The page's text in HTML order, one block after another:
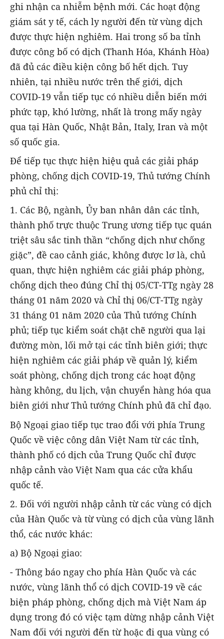
ghi nhận ca nhiễm bệnh mới. Các hoạt động
giám sát y tế, cách ly người đến từ vùng dịch
được thực hiện nghiêm. Hai trong số ba tỉnh
được công bố có dịch (Thanh Hóa, Khánh Hòa)
đã đủ các điều kiện công bố hết dịch. Tuy
nhiên, tại nhiều nước trên thế giới, dịch
COVID-19 vẫn tiếp tục có nhiều diễn biến mới
phức tạp, khó lường, nhất là trong mấy ngày
qua tại Hàn Quốc, Nhật Bản, Italy, Iran và một
số quốc gia.
Để tiếp tục thực hiện hiệu quả các giải pháp
phòng, chống dịch COVID-19, Thủ tướng Chính
phủ chỉ thị:
1. Các Bộ, ngành, Ủy ban nhân dân các tỉnh,
thành phố trực thuộc Trung ương tiếp tục quán
triệt sâu sắc tinh thần “chống dịch như chống
giặc”, đề cao cảnh giác, không được lơ là, chủ
quan, thực hiện nghiêm các giải pháp phòng,
chống dịch theo đúng Chỉ thị 05/CT-TTg ngày 28
tháng 01 năm 2020 và Chỉ thị 06/CT-TTg ngày
31 tháng 01 năm 2020 của Thủ tướng Chính
phủ; tiếp tục kiểm soát chặt chẽ người qua lại
đường mòn, lối mở tại các tỉnh biên giới; thực
hiện nghiêm các giải pháp về quản lý, kiểm
soát phòng, chống dịch trong các hoạt động
hàng không, du lịch, vận chuyển hàng hóa qua
biên giới như Thủ tướng Chính phủ đã chỉ đạo.
Bộ Ngoại giao tiếp tục trao đổi với phía Trung
Quốc về việc công dân Việt Nam từ các tỉnh,
thành phố có dịch của Trung Quốc chỉ được
nhập cảnh vào Việt Nam qua các cửa khẩu
quốc tế.
2. Đối với người nhập cảnh từ các vùng có dịch
của Hàn Quốc và từ vùng có dịch của vùng lãnh
thổ, các nước khác:
a) Bộ Ngoại giao:
- Thông báo ngay cho phía Hàn Quốc và các
nước, vùng lãnh thổ có dịch COVID-19 về các
biện pháp phòng, chống dịch mà Việt Nam áp
dụng trong đó có việc tạm dừng nhập cảnh Việt
Nam đối với người đến từ hoặc đi qua vùng có